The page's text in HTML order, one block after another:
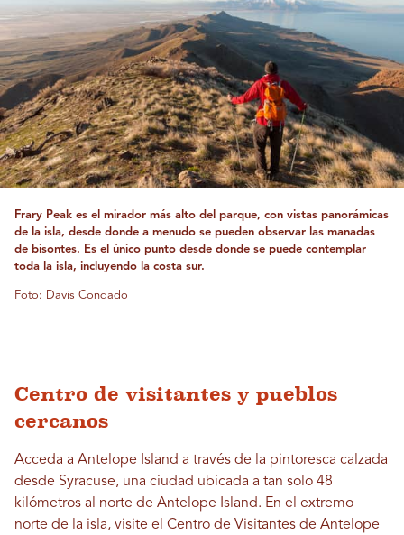
Frary Peak es el mirador más alto del parque, con vistas panorámicas
de la isla, desde donde a menudo se pueden observar las manadas
de bisontes. Es el único punto desde donde se puede contemplar
toda la isla, incluyendo la costa sur.
Foto: Davis Condado
Centro de visitantes y pueblos
cercanos
Acceda a Antelope Island a través de la pintoresca calzada
desde Syracuse, una ciudad ubicada a tan solo 48
kilómetros al norte de Antelope Island. En el extremo
norte de la isla, visite el Centro de Visitantes de Antelope